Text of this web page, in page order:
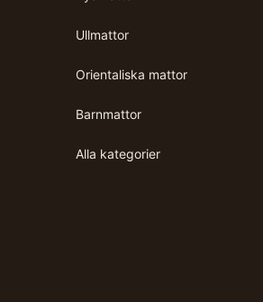
Ullmattor
Orientaliska mattor
Barnmattor
Alla kategorier